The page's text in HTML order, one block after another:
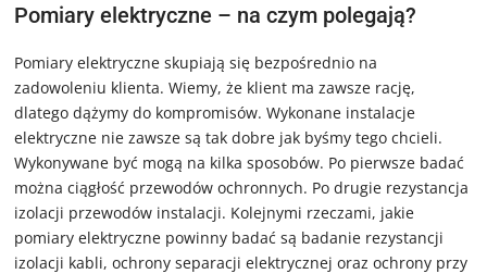
Pomiary elektryczne – na czym polegają?
Pomiary elektryczne skupiają się bezpośrednio na
zadowoleniu klienta. Wiemy, że klient ma zawsze rację,
dlatego dążymy do kompromisów. Wykonane instalacje
elektryczne nie zawsze są tak dobre jak byśmy tego chcieli.
Wykonywane być mogą na kilka sposobów. Po pierwsze badać
można ciągłość przewodów ochronnych. Po drugie rezystancja
izolacji przewodów instalacji. Kolejnymi rzeczami, jakie
pomiary elektryczne powinny badać są badanie rezystancji
izolacji kabli, ochrony separacji elektrycznej oraz ochrony przy